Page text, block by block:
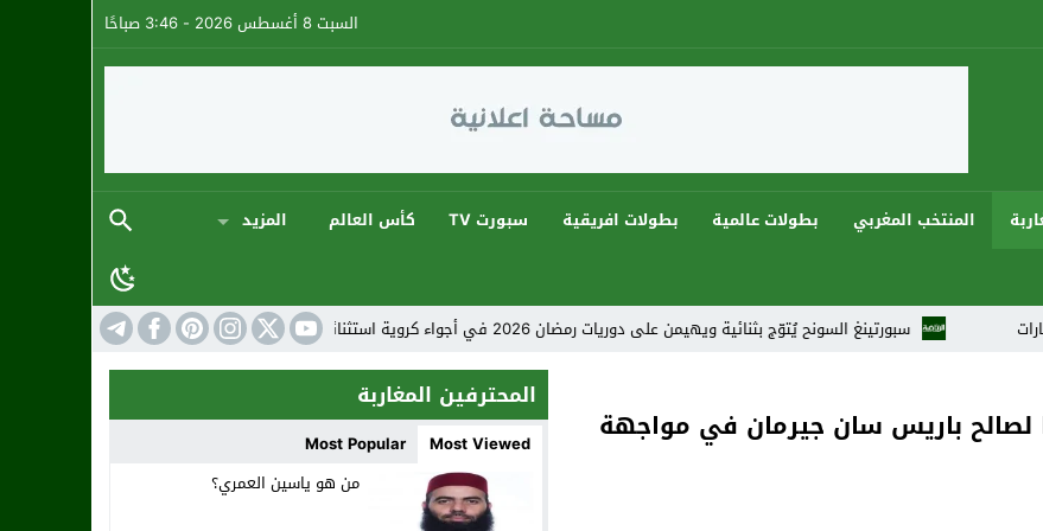
السبت 8 أغسطس 2026 - 3:46 صباحًا
المنتخب المغربي بطولات عالمية بطولات افريقية سبورت TV كأس العالم المزيد
سبورتينغ السونح يُتوّج بثنائية ويهيمن على دوريات رمضان 2026 في أجواء كروية استثنائية المنتخب المغربي: ارتقاء جديد في تصنيف الفيفا لهذا
باريس سان جيرمان في مواجهة
المحترفين المغاربة
Most Viewed
Most Popular
من هو ياسين العمري؟